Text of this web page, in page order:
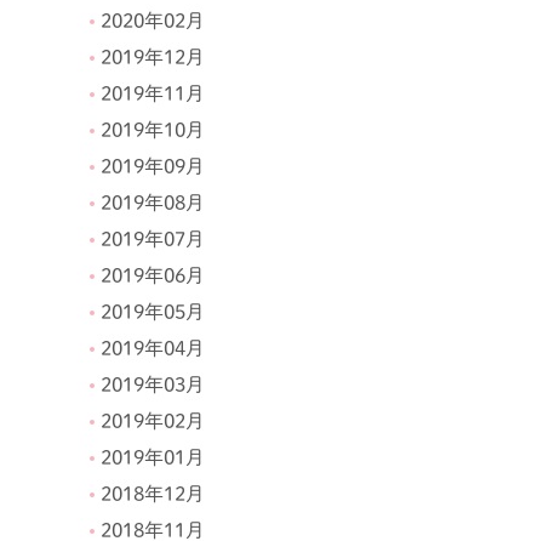
2020年02月
2019年12月
2019年11月
2019年10月
2019年09月
2019年08月
2019年07月
2019年06月
2019年05月
2019年04月
2019年03月
2019年02月
2019年01月
2018年12月
2018年11月